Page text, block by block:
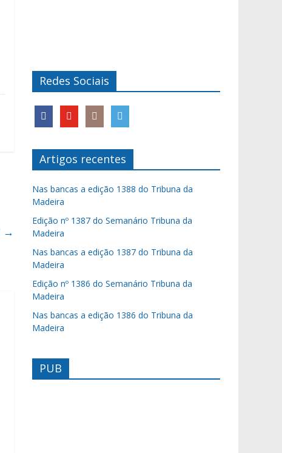
→
Redes Sociais
Artigos recentes
Nas bancas a edição 1388 do Tribuna da
Madeira
Edição nº 1387 do Semanário Tribuna da
Madeira
Nas bancas a edição 1387 do Tribuna da
Madeira
Edição nº 1386 do Semanário Tribuna da
Madeira
Nas bancas a edição 1386 do Tribuna da
Madeira
PUB